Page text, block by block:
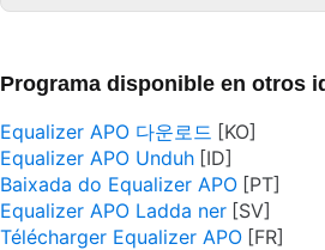
Programa disponible en otros
Equalizer APO 다운로드
Equalizer APO Unduh
Baixada do Equalizer APO
Equalizer APO Ladda ner
Télécharger Equalizer APO